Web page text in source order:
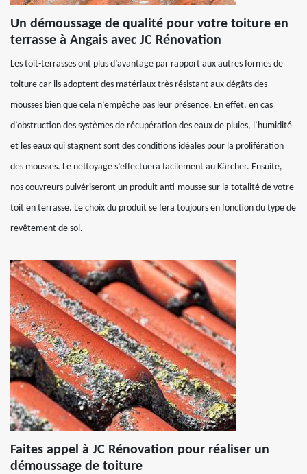
Un démoussage de qualité pour votre toiture en
terrasse à Angais avec JC Rénovation
Les toit-terrasses ont plus d’avantage par rapport aux autres formes de
toiture car ils adoptent des matériaux très résistant aux dégâts des
mousses bien que cela n’empêche pas leur présence. En effet, en cas
d’obstruction des systèmes de récupération des eaux de pluies, l’humidité
et les eaux qui stagnent sont des conditions idéales pour la prolifération
des mousses. Le nettoyage s’effectuera facilement au Kärcher. Ensuite,
nos couvreurs pulvériseront un produit anti-mousse sur la totalité de votre
toit en terrasse. Le choix du produit se fera toujours en fonction du type de
revêtement de sol.
Faites appel à JC Rénovation pour réaliser un
démoussage de toiture